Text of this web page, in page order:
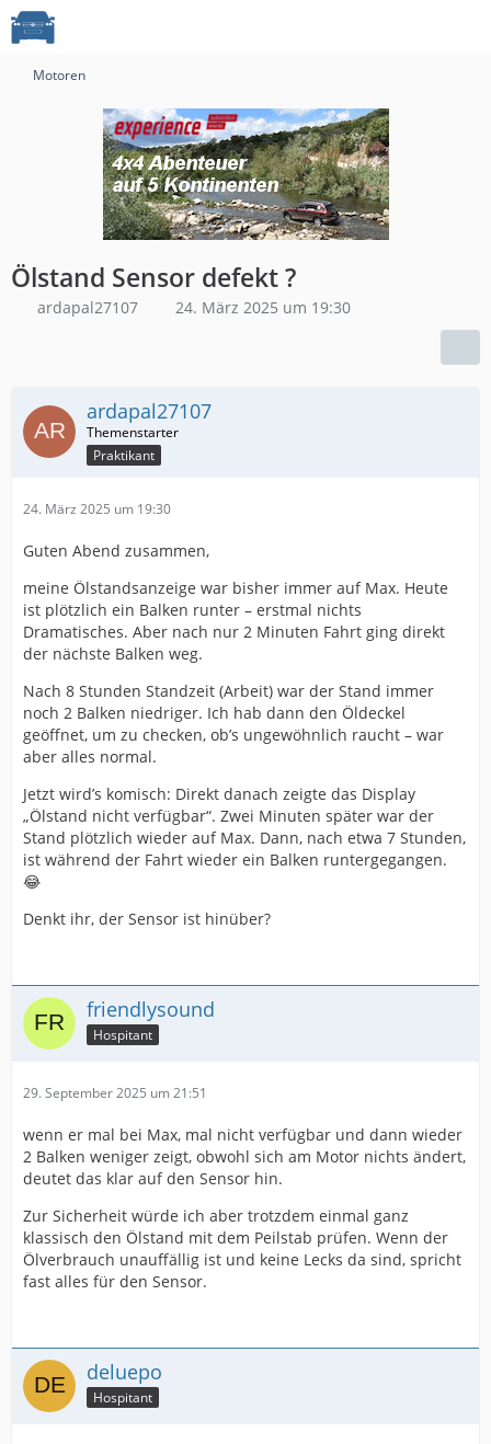
Motoren
Ölstand Sensor defekt ?
ardapal27107 24. März 2025 um 19:30
ardapal27107
Praktikant
24. März 2025 um 19:30
Guten Abend zusammen,
meine Ölstandsanzeige war bisher immer auf Max. Heute
ist plötzlich ein Balken runter – erstmal nichts
Dramatisches. Aber nach nur 2 Minuten Fahrt ging direkt
der nächste Balken weg.
Nach 8 Stunden Standzeit (Arbeit) war der Stand immer
noch 2 Balken niedriger. Ich hab dann den Öldeckel
geöffnet, um zu checken, ob’s ungewöhnlich raucht – war
aber alles normal.
Jetzt wird’s komisch: Direkt danach zeigte das Display
„Ölstand nicht verfügbar“. Zwei Minuten später war der
Stand plötzlich wieder auf Max. Dann, nach etwa 7 Stunden,
ist während der Fahrt wieder ein Balken runtergegangen.
😂
Denkt ihr, der Sensor ist hinüber?
friendlysound
Hospitant
29. September 2025 um 21:51
wenn er mal bei Max, mal nicht verfügbar und dann wieder
2 Balken weniger zeigt, obwohl sich am Motor nichts ändert,
deutet das klar auf den Sensor hin.
Zur Sicherheit würde ich aber trotzdem einmal ganz
klassisch den Ölstand mit dem Peilstab prüfen. Wenn der
Ölverbrauch unauffällig ist und keine Lecks da sind, spricht
fast alles für den Sensor.
deluepo
Hospitant